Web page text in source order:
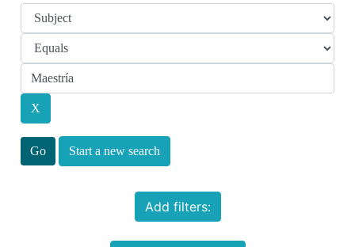
Start a new search
Add filters: